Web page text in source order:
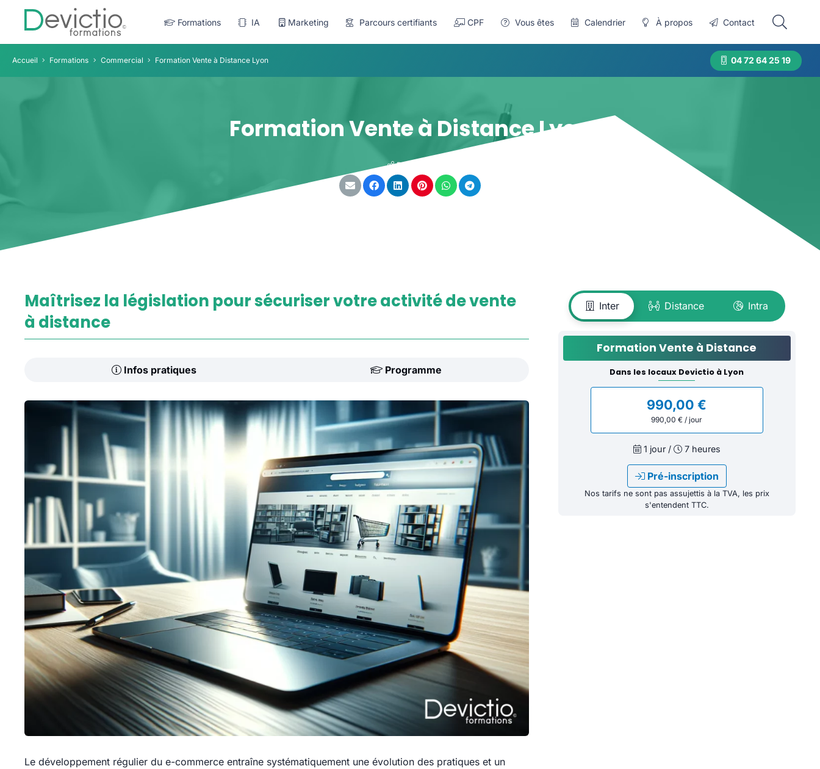
Formations IA Marketing Parcours certifiants CPF Vous êtes Calendrier À propos Contact
Accueil Formations Commercial Formation Vente à Distance Lyon 04 72 64 25 19
Formation Vente à Distance Lyon
Partager :
Maîtrisez la législation pour sécuriser votre activité de vente
à distance
Infos pratiques Programme
Le développement régulier du e-commerce entraîne systématiquement une évolution des pratiques et un
Inter Distance Intra
Formation Vente à Distance
Dans les locaux Devictio à Lyon
990,00 €
990,00 € / jour
1 jour / 7 heures
Pré-inscription
Nos tarifs ne sont pas assujettis à la TVA, les prix
s'entendent TTC.